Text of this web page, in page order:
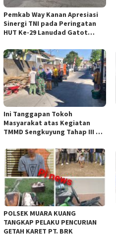
Pemkab Way Kanan Apresiasi
Sinergi TNI pada Peringatan
HUT Ke-29 Lanudad Gatot
Ini Tanggapan Tokoh
Masyarakat atas Kegiatan
TMMD Sengkuyung Tahap III TA.
POLSEK MUARA KUANG
TANGKAP PELAKU PENCURIAN
GETAH KARET PT. BRK